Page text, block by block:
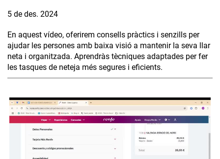
5 de des. 2024
En aquest vídeo, oferirem consells pràctics i senzills per
ajudar les persones amb baixa visió a mantenir la seva llar
neta i organitzada. Aprendràs tècniques adaptades per fer
les tasques de neteja més segures i eficients.